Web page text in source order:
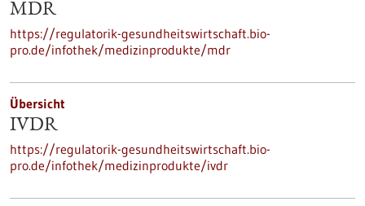
MDR
https://regulatorik-gesundheitswirtschaft.bio-
pro.de/infothek/medizinprodukte/mdr
Übersicht
IVDR
https://regulatorik-gesundheitswirtschaft.bio-
pro.de/infothek/medizinprodukte/ivdr